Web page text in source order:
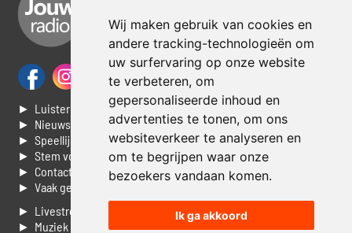
Wij maken gebruik van cookies en
andere tracking-technologieën om
uw surfervaring op onze website
te verbeteren, om
gepersonaliseerde inhoud en
advertenties te tonen, om ons
websiteverkeer te analyseren en
om te begrijpen waar onze
bezoekers vandaan komen.
Ik ga akkoord
► Luisteren naar Jouwradio
► Nieuws
► Speellijst
► Stem voor de Dag top 3
► Contacteer ons
► Vaak gestelde vragen
► Livestream informatie
► Muziek opzoeken